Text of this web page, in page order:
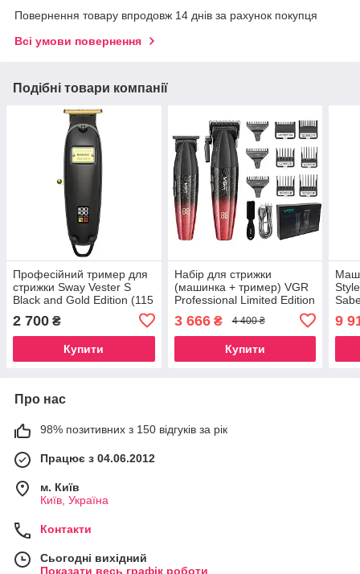
Повернення товару впродовж 14 днів за рахунок покупця
Всі умови повернення
Подібні товари компанії
Професійний тример для
стрижки Sway Vester S
Black and Gold Edition (115
2 700 ₴
Купити
Набір для стрижки
(машинка + тример) VGR
Professional Limited Edition
Turbo Stone Red (V-640)
3 666₴ 4 400 ₴
Купити
9
Про нас
98% позитивних з 150 відгуків за рік
Працює з 04.06.2012
м. Київ
Київ, Україна
Контакти
Сьогодні вихідний
Показати весь графік роботи